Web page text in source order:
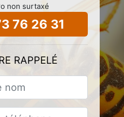
non surtaxé
76 26 31
RAPPELÉ